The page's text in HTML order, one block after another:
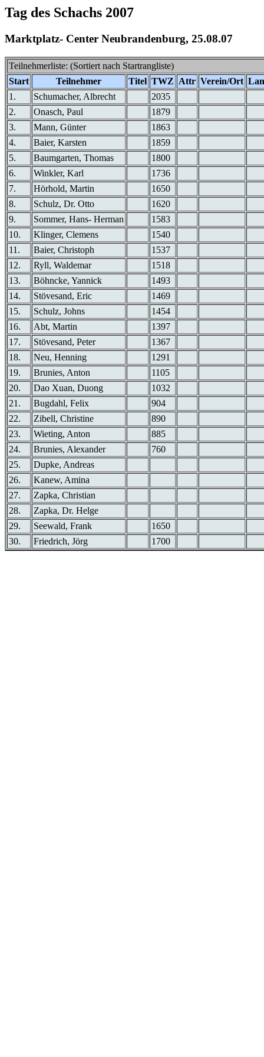
Tag des Schachs 2007
Marktplatz- Center Neubrandenburg, 25.08.07
Teilnehmerliste: (Sortiert nach Startrangliste)
Start
Teilnehmer Titel TWZ Attr Verein/Ort
1.
Schumacher, Albrecht
2035
2.
Onasch, Paul
1879
3.
Mann, Günter
1863
4.
Baier, Karsten
1859
5.
Baumgarten, Thomas
1800
6.
Winkler, Karl
1736
7.
Hörhold, Martin
1650
8.
Schulz, Dr. Otto
1620
9.
Sommer, Hans- Herman
1583
10.
Klinger, Clemens
1540
11.
Baier, Christoph
1537
12.
Ryll, Waldemar
1518
13.
Böhncke, Yannick
1493
14.
Stövesand, Eric
1469
15.
Schulz, Johns
1454
16.
Abt, Martin
1397
17.
Stövesand, Peter
1367
18.
Neu, Henning
1291
19.
Brunies, Anton
1105
20.
Dao Xuan, Duong
1032
21.
Bugdahl, Felix
904
22.
Zibell, Christine
890
23.
Wieting, Anton
885
24.
Brunies, Alexander
760
25.
Dupke, Andreas
26.
Kanew, Amina
27.
Zapka, Christian
28.
Zapka, Dr. Helge
29.
Seewald, Frank
1650
30.
Friedrich, Jörg 1700